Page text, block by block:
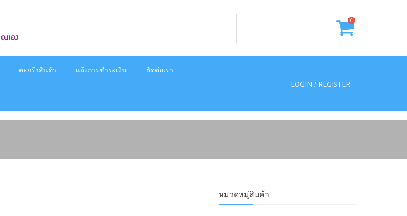
0
ตะกร้าสินค้า แจ้งการชำระเงิน ติดต่อเรา
LOGIN / REGISTER
หมวดหมู่สินค้า